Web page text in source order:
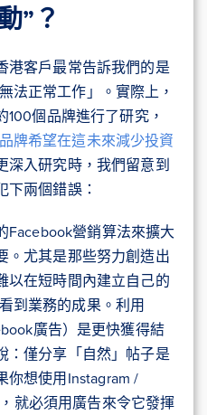
”？
港客戶最常告訴我們的是
法正常工作」。實際上，
個品牌進行了研究，
牌希望在這未來減少投資
深入研究時，我們留意到
下兩個錯誤：
Facebook營銷算法來擴大
。尤其是那些努力創造出
以在短時間內建立自己的
到業務的成果。利用
廣告）是更快獲得結
：僅分享「自然」帖子是
你想使用Instagram /
就必須用廣告來令它發揮